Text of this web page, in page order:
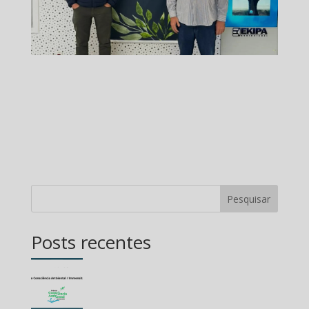
Pesquisar
Posts recentes